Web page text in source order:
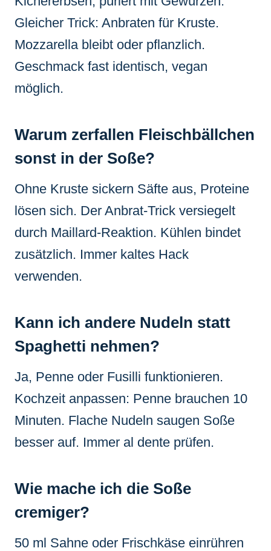
Gleicher Trick: Anbraten für Kruste.
Mozzarella bleibt oder pflanzlich.
Geschmack fast identisch, vegan
möglich.
Warum zerfallen Fleischbällchen
sonst in der Soße?
Ohne Kruste sickern Säfte aus, Proteine
lösen sich. Der Anbrat-Trick versiegelt
durch Maillard-Reaktion. Kühlen bindet
zusätzlich. Immer kaltes Hack
verwenden.
Kann ich andere Nudeln statt
Spaghetti nehmen?
Ja, Penne oder Fusilli funktionieren.
Kochzeit anpassen: Penne brauchen 10
Minuten. Flache Nudeln saugen Soße
besser auf. Immer al dente prüfen.
Wie mache ich die Soße
cremiger?
50 ml Sahne oder Frischkäse einrühren